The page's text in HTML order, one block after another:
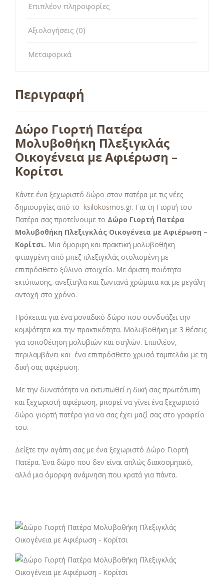
Επιπλέον πληροφορίες
Αξιολογήσεις (0)
Μεταφορικά
Περιγραφή
Δώρο Γιορτή Πατέρα
Μολυβοθήκη Πλεξιγκλάς
Οικογένεια με Αφιέρωση –
Κορίτσι
Κάντε ένα ξεχωριστό δώρο στον πατέρα με τις νέες
δημιουργίες από το ksilokosmos.gr. Για τη Γιορτή του
Πατέρα σας προτείνουμε το Δώρο Γιορτή Πατέρα
Μολυβοθήκη Πλεξιγκλάς Οικογένεια με Αφιέρωση –
Κορίτσι. Μια όμορφη και πρακτική μολυβοθήκη
φτιαγμένη από μπεζ πλεξιγκλάς στολισμένη με
επιπρόσθετο ξύλινο στοιχείο. Με άριστη ποιότητα
εκτύπωσης, ανεξίτηλα και ζωντανά χρώματα και με μεγάλη
αντοχή στο χρόνο.
Πρόκειται για ένα μοναδικό δώρο που συνδυάζει την
κομψότητα και την πρακτικότητα. Μολυβοθήκη με 3 θέσεις
για τοποθέτηση μολυβιών και στηλών. Επιπλέον,
περιλαμβάνει και ένα επιπρόσθετο χρυσό ταμπελάκι με τη
δική σας αφιέρωση.
Με την δυνατότητα να εκτυπωθεί η δική σας πρωτότυπη
και ξεχωριστή αφιέρωση, μπορεί να γίνει ένα ξεχωριστό
δώρο γιορτή πατέρα για να σας έχει μαζί σας στο γραφείο
του.
Δείξτε την αγάπη σας με ένα ξεχωριστό Δώρο Γιορτή
Πατέρα. Ένα δώρο που δεν είναι απλώς διακοσμητικό,
αλλά μια όμορφη ανάμνηση που κρατά για πάντα.